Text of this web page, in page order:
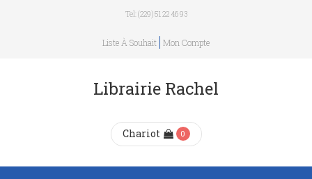
Tel: (229) 51 22 46 93
Liste À Souhait Mon Compte
Librairie Rachel
Chariot 0